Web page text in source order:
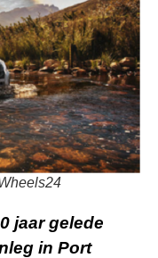
jaar gelede
in Port